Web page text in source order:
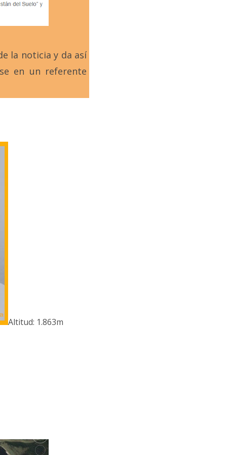
la noticia y da así
en un referente
Altitud: 1.863m